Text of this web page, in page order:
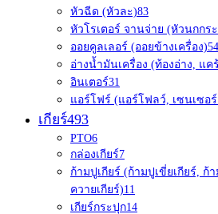
หัวฉีด (หัวละ)83
หัวโรเตอร์ จานจ่าย (หัวนกกร
ออยคูลเลอร์ (ออยข้างเครื่อง)54
อ่างน้ำมันเครื่อง (ท้องอ่าง, แ
อินเตอร์31
แอร์โฟร์ (แอร์โฟลว์, เซนเซอร์
เกียร์493
PTO6
กล่องเกียร์7
ก้ามปูเกียร์ (ก้ามปูเขี่ยเกียร์, ก้
ควายเกียร์)11
เกียร์กระปุก14